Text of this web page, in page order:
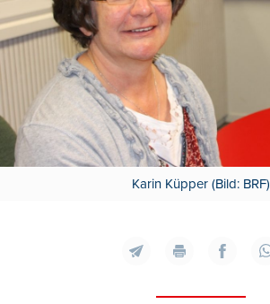
Karin Küpper (Bild: BRF)